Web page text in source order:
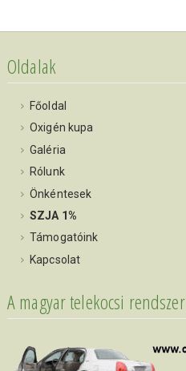
Oldalak
Főoldal
Oxigén kupa
Galéria
Rólunk
Önkéntesek
SZJA 1%
Támogatóink
Kapcsolat
A magyar telekocsi rendszer